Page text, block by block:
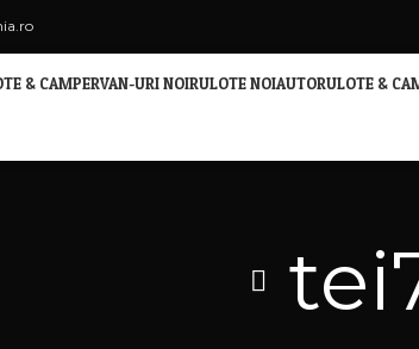
& CAMPERVAN-URI NOIRULOTE NOIAUTORULOTE &